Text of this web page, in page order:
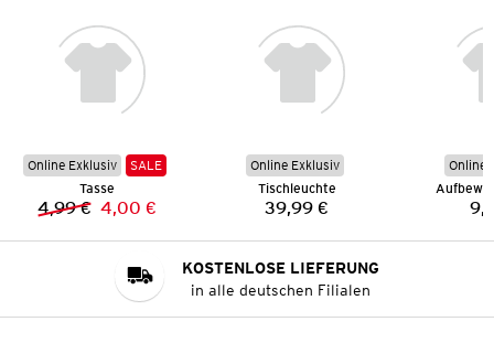
Online Exklusiv
SALE
Tasse
Vorheriger Preis:
4,99 € Neuer Preis:
4,00 €
Online Exklusiv
Tischleuchte
Preis:
39,99 €
Online
KOSTENLOSE LIEFERUNG
in alle deutschen Filialen